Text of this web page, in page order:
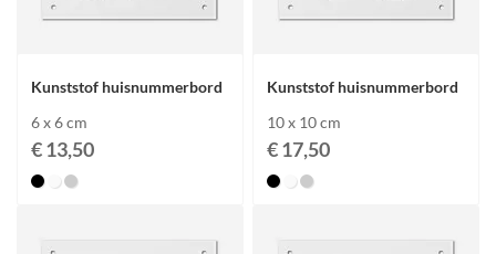
online afrekenen. Uw Kunststof huisnummers wordt compleet
Kunststof huisnummerbord
6 x 6 cm
€ 13,50
Kunststof huisnummerbord
10 x 10 cm
€ 17,50